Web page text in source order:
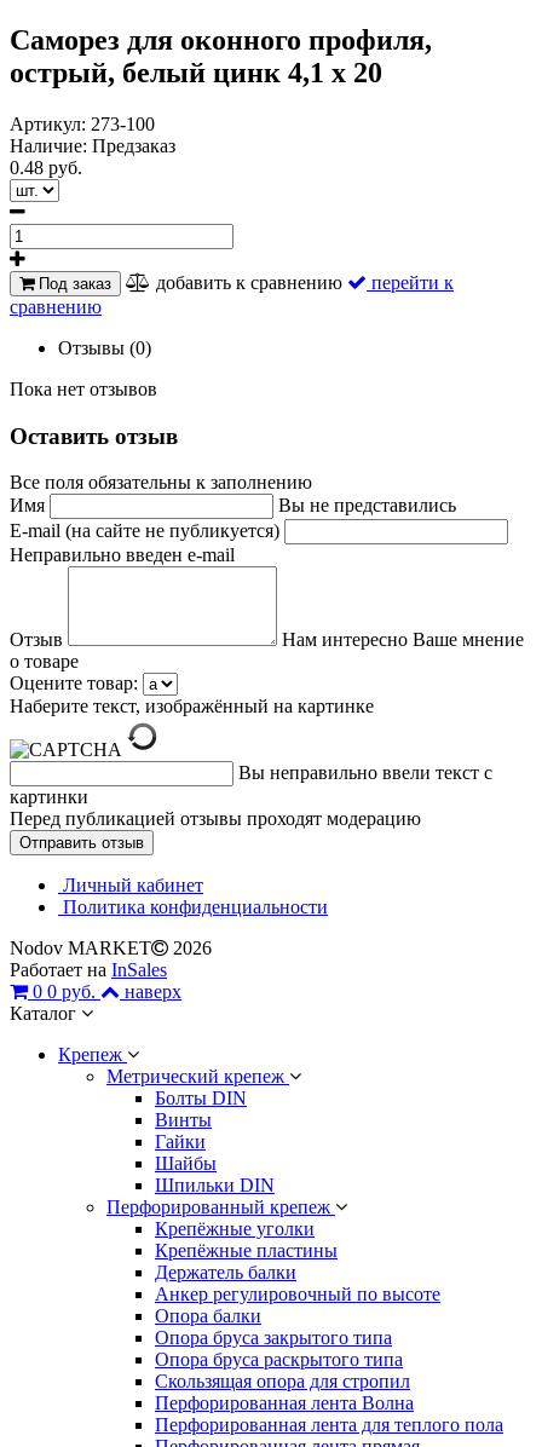
Саморез для оконного профиля,
острый, белый цинк 4,1 х 20
Артикул: 273-100
Наличие: Предзаказ
0.48 руб.
Под заказ добавить к сравнению
перейти к
сравнению
Отзывы (0)
Пока нет отзывов
Оставить отзыв
Все поля обязательны к заполнению
Имя
Вы не представились
E-mail (на сайте не публикуется)
Неправильно введен e-mail
Отзыв
Нам интересно Ваше мнение
о товаре
Оцените товар:
Наберите текст, изображённый на картинке
Вы неправильно ввели текст с
картинки
Перед публикацией отзывы проходят модерацию
Личный кабинет
Политика конфиденциальности
Nodov MARKET
2026
Работает на InSales
0 0 руб.
наверх
Каталог
Крепеж
Метрический крепеж
Болты DIN
Винты
Гайки
Шайбы
Шпильки DIN
Перфорированный крепеж
Крепёжные уголки
Крепёжные пластины
Держатель балки
Анкер регулировочный по высоте
Опора балки
Опора бруса закрытого типа
Опора бруса раскрытого типа
Скользящая опора для стропил
Перфорированная лента Волна
Перфорированная лента для теплого пола